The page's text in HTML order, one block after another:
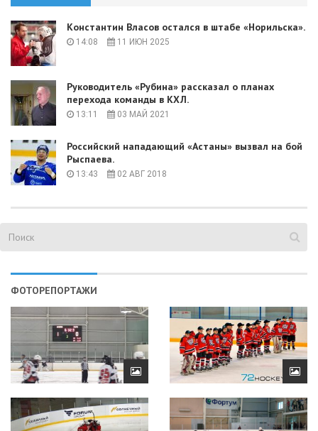
Константин Власов остался в штабе «Норильска».
14:08 11 ИЮН 2025
Руководитель «Рубина» рассказал о планах
перехода команды в КХЛ.
13:11 03 МАЙ 2021
Российский нападающий «Астаны» вызвал на бой
Рыспаева.
13:43 02 АВГ 2018
ФОТОРЕПОРТАЖИ